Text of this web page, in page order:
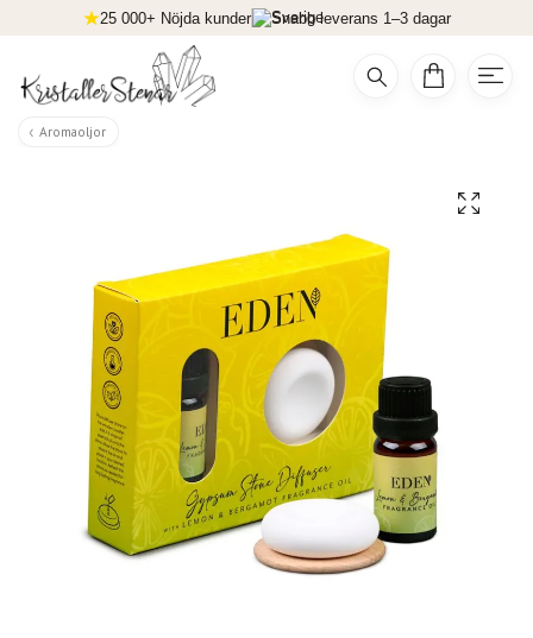
25 000+ Nöjda kunder Snabb leverans 1–3 dagar
Aromaoljor